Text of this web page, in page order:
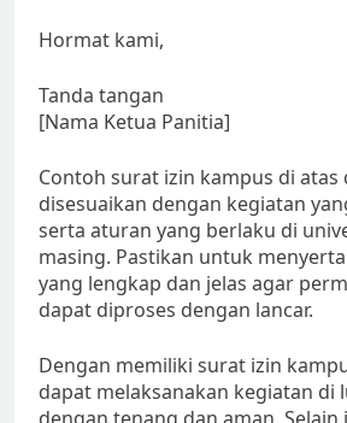
Hormat kami,
Tanda tangan
[Nama Ketua Panitia]
Contoh surat izin kampus di atas
disesuaikan dengan kegiatan
serta aturan yang berlaku di
masing. Pastikan untuk
yang lengkap dan jelas agar
dapat diproses dengan lancar.
Dengan memiliki surat izin
dapat melaksanakan kegiatan di